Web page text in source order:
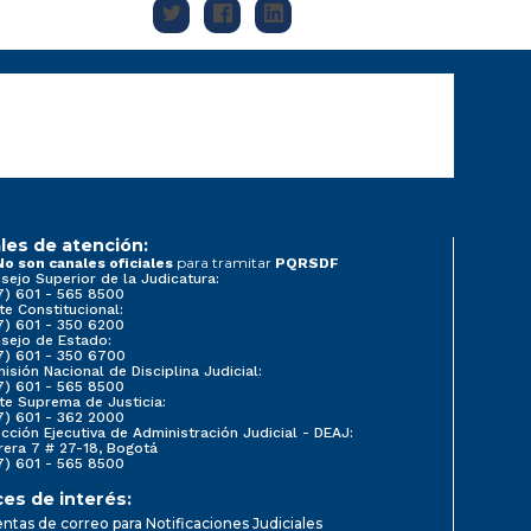
de atención:
son canales oficiales para tramitar PQRSDF
Superior de la Judicatura:
601 - 565 8500
Constitucional:
601 - 350 6200
de Estado:
601 - 350 6700
Nacional de Disciplina Judicial:
601 - 565 8500
Suprema de Justicia:
601 - 362 2000
Ejecutiva de Administración Judicial - DEAJ:
7 # 27-18, Bogotá
601 - 565 8500
de interés:
de correo para Notificaciones Judiciales